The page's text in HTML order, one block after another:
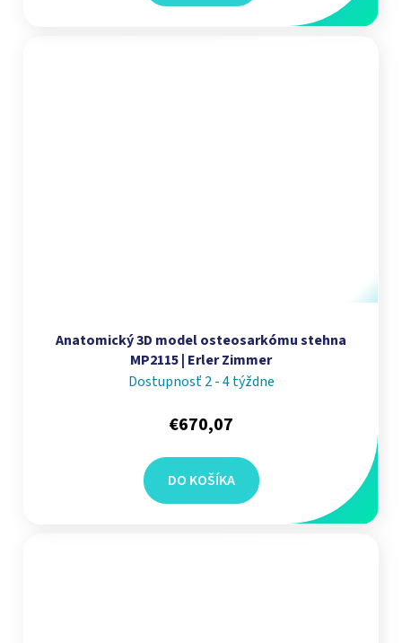
Anatomický 3D model osteosarkómu stehna
MP2115 | Erler Zimmer
Dostupnosť 2 - 4 týždne
€670,07
DO KOŠÍKA